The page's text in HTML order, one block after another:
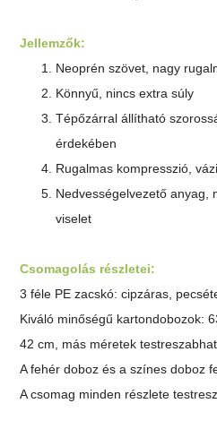
Jellemzők:
Neoprén szövet, nagy
Könnyű, nincs extra súly
Tépőzárral állítható
érdekében
Rugalmas kompresszió,
Nedvességelvezető anyag,
viselet
Csomagolás részletei:
3 féle PE zacskó: cipzáras,
Kiváló minőségű kartondobozok:
42 cm, más méretek
A fehér doboz és a színes doboz
A csomag minden részlete